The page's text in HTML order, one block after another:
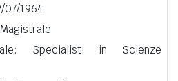
07/1964
Specialisti in Scienze